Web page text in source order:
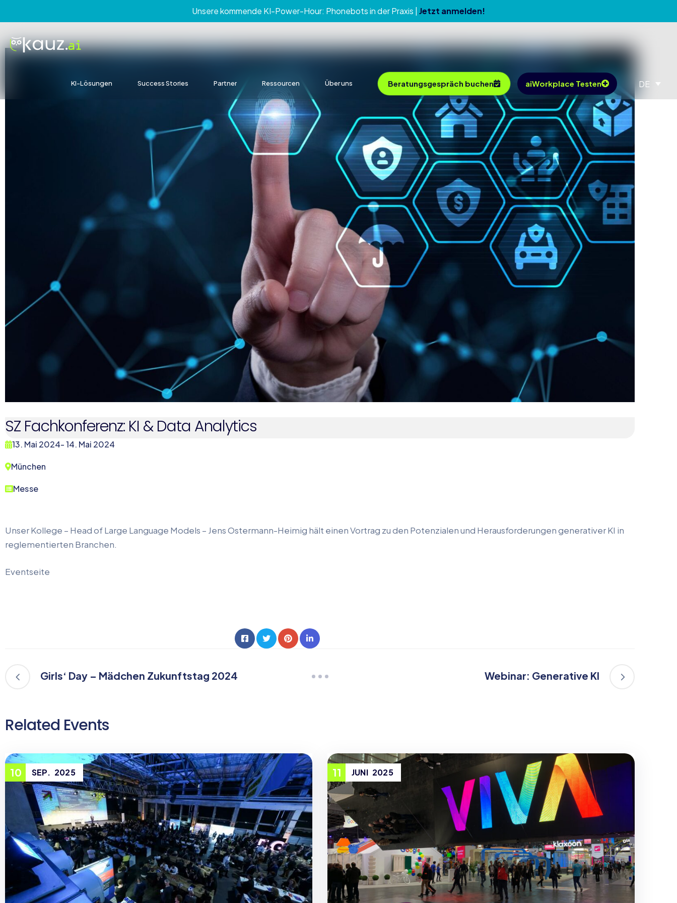
Unsere kommende KI-Power-Hour: Phonebots in der Praxis Jetzt anmelden!
KI-Lösungen Success Stories Partner Ressourcen Über uns Beratungsgespräch buchen aiWorkplace Testen DE
SZ Fachkonferenz: KI & Data Analytics
13. Mai 2024- 14. Mai 2024
München
Messe
Unser Kollege – Head of Large Language Models – Jens Ostermann-Heimig hält einen Vortrag zu den Potenzialen und Herausforderungen generativer KI in
reglementierten Branchen.
Eventseite
Girls‘ Day – Mädchen Zukunftstag 2024 Webinar: Generative KI
Related Events
10 SEP. 2025 11 JUNI 2025